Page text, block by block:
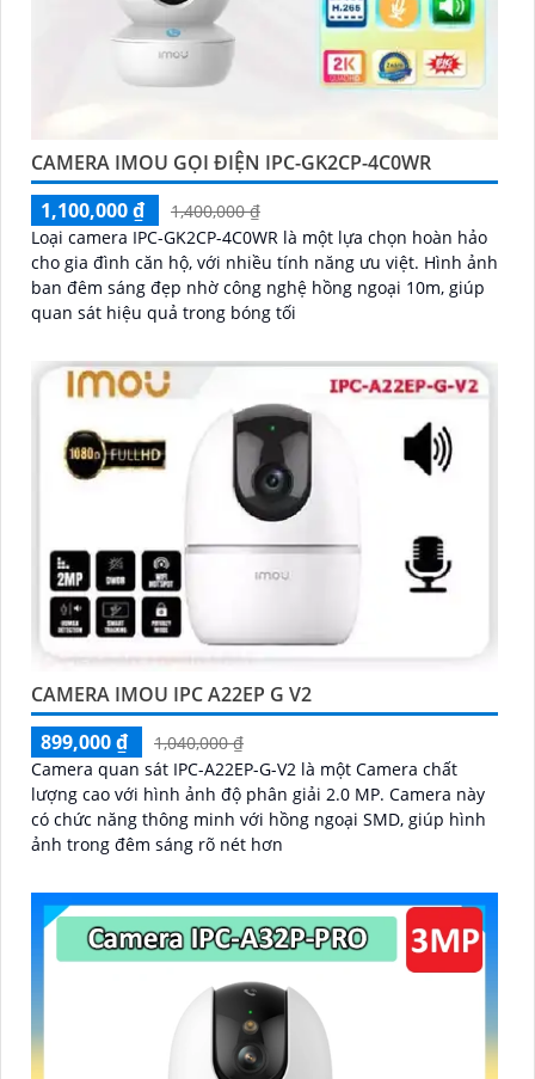
CAMERA IMOU GỌI ĐIỆN IPC-GK2CP-4C0WR
1,100,000 ₫
1,400,000 ₫
Loại camera IPC-GK2CP-4C0WR là một lựa chọn hoàn hảo
cho gia đình căn hộ, với nhiều tính năng ưu việt. Hình ảnh
ban đêm sáng đẹp nhờ công nghệ hồng ngoại 10m, giúp
quan sát hiệu quả trong bóng tối
CAMERA IMOU IPC A22EP G V2
899,000 ₫
1,040,000 ₫
Camera quan sát IPC-A22EP-G-V2 là một Camera chất
lượng cao với hình ảnh độ phân giải 2.0 MP. Camera này
có chức năng thông minh với hồng ngoại SMD, giúp hình
ảnh trong đêm sáng rõ nét hơn